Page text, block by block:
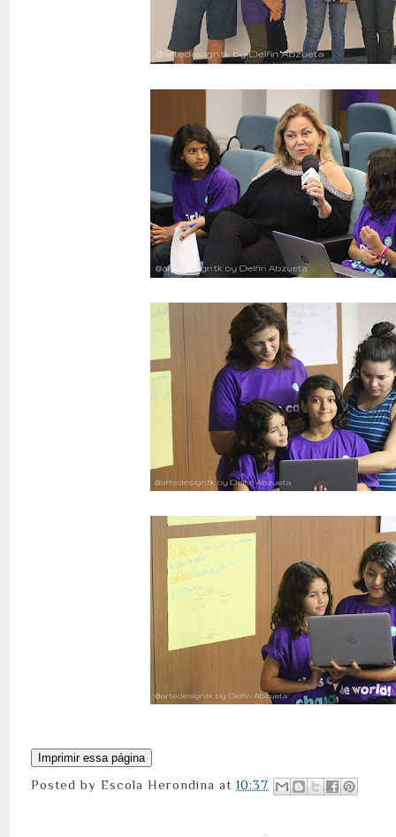
Posted byEscola Herondina at10:37